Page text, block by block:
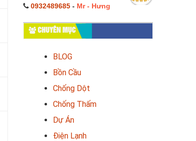
0932489685- Mr - Hưng
CHUYÊN MỤC
BLOG
Bồn Cầu
Chống Dột
Chống Thấm
Dự Án
Điện Lạnh